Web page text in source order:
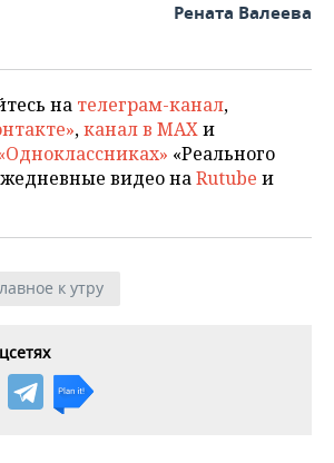
Рената Валеева
на телеграм-канал,
,канал в MAXи
«Реального
видео наRutube и
к утру